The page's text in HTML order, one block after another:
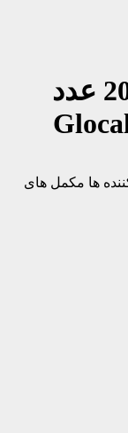
ها مکمل های